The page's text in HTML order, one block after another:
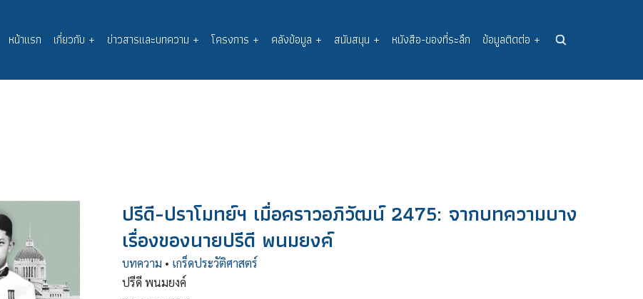
Main
navigation
หน้าแรก เกี่ยวกับ + ข่าวสารและบทความ + โครงการ + คลังข้อมูล + สนับสนุน + หนังสือ-ของที่ระลึก ข้อมูลติดต่อ +
ปรีดี-ปราโมทย์ฯ เมื่อคราวอภิวัฒน์ 2475: จากบทความบาง
เรื่องของนายปรีดี พนมยงค์
บทความ • เกร็ดประวัติศาสตร์
ปรีดี พนมยงค์